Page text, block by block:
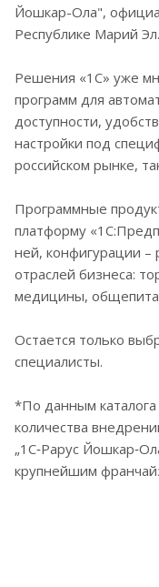
Йошкар-Ола",
Республике Марий Эл.
Решения «1С» уже
программ для
доступности,
настройки под
российском рынке,
Программные
платформу
ней, конфигурации
отраслей бизнеса:
медицины, общепита
Остается только
специалисты.
*По данным
количества
„1С‑Рарус
крупнейшим